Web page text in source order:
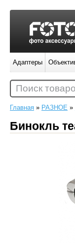
Главная » РАЗНОЕ »
Бинокль
Адаптеры
Поиск